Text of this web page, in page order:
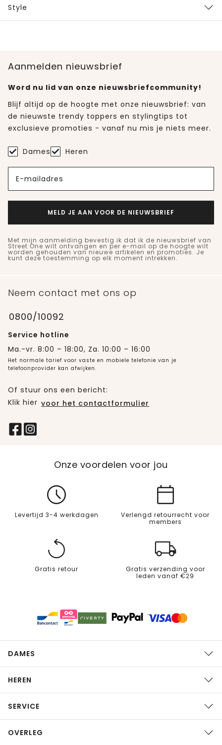
Style
Aanmelden nieuwsbrief
Word nu lid van onze nieuwsbriefcommunity!
Blijf altijd op de hoogte met onze nieuwsbrief: van
de nieuwste trendy toppers en stylingtips tot
exclusieve promoties - vanaf nu mis je niets meer.
Dames Heren
E-mailadres
MELD JE AAN VOOR DE NIEUWSBRIEF
Met mijn aanmelding bevestig ik dat ik de nieuwsbrief van
Street One wilt ontvangen en per e-mail op de hoogte wilt
worden gehouden van nieuwe artikelen en promoties. Je
kunt deze toestemming op elk moment intrekken.
Neem contact met ons op
0800/10092
Service hotline
Ma.-vr. 8:00 – 18:00, Za. 10:00 – 16:00
Het normale tarief voor vaste en mobiele telefonie van je
telefoonprovider kan afwijken.
Of stuur ons een bericht:
Klik hier voor het contactformulier
Onze voordelen voor jou
Levertijd 3-4 werkdagen
Verlengd retourrecht voor
members
Gratis retour
Gratis verzending voor
leden vanaf €29
DAMES
HEREN
SERVICE
OVERLEG